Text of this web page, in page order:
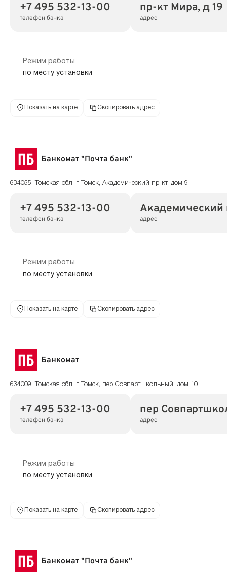
+7 495 532-13-00
телефон банка
пр-кт Мира, д 19
адрес
Режим работы
по месту установки
Показать на карте Скопировать адрес
Банкомат "Почта банк"
634055, Томская обл, г Томск, Академический пр-кт, дом 9
+7 495 532-13-00
телефон банка
Академический
адрес
Режим работы
по месту установки
Показать на карте Скопировать адрес
Банкомат
634009, Томская обл, г Томск, пер Совпартшкольный, дом 10
+7 495 532-13-00
телефон банка
пер
адрес
Режим работы
по месту установки
Показать на карте Скопировать адрес
Банкомат "Почта банк"